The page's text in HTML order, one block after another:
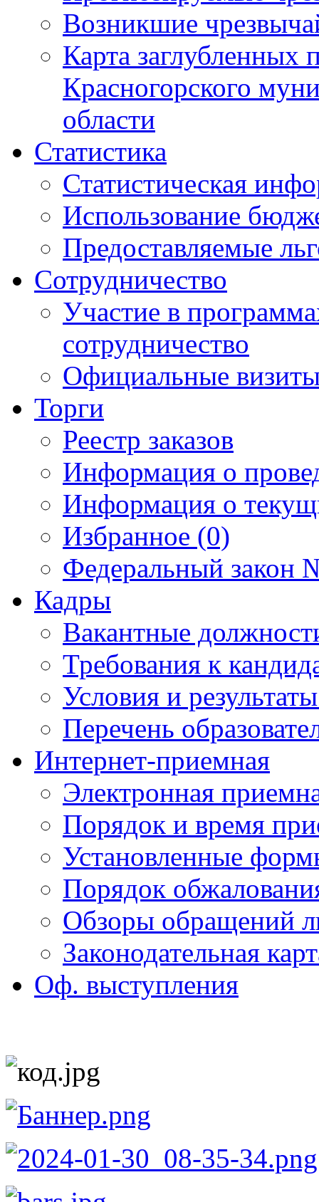
Возникшие
Карта
Красногорского
области
Статистика
Статистическая
Использование
Предоставляемые
Сотрудничество
Участие в
сотрудничество
Официальные
Торги
Реестр заказов
Информация о
Информация о
Избранное (0)
Федеральный закон
Кадры
Вакантные
Требования к
Условия и
Перечень
Интернет-приемная
Электронная
Порядок и время
Установленные
Порядок
Обзоры обращений
Законодательная
Оф. выступления